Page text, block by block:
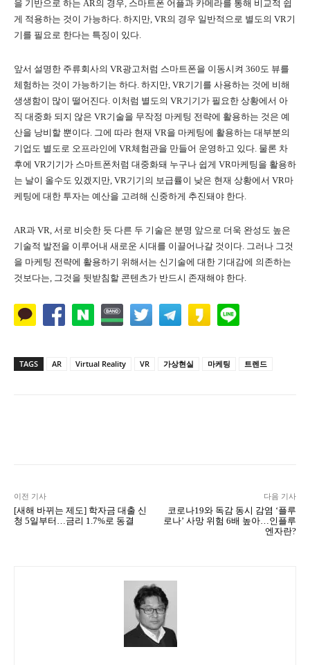
을 기반으로 하는 AR의 경우, 스마트폰 어플과 카메라를 통해 비교적 쉽
게 적용하는 것이 가능하다. 하지만, VR의 경우 일반적으로 별도의 VR기
기를 필요로 한다는 특징이 있다.
앞서 설명한 주류회사의 VR광고처럼 스마트폰을 이동시켜 360도 뷰를
체험하는 것이 가능하기는 하다. 하지만, VR기기를 사용하는 것에 비해
생생함이 많이 떨어진다. 이처럼 별도의 VR기기가 필요한 상황에서 아
직 대중화 되지 않은 VR기술을 무작정 마케팅 전략에 활용하는 것은 예
산을 낭비할 뿐이다. 그에 따라 현재 VR을 마케팅에 활용하는 대부분의
기업도 별도로 오프라인에 VR체험관을 만들어 운영하고 있다. 물론 차
후에 VR기기가 스마트폰처럼 대중화돼 누구나 쉽게 VR마케팅을 활용하
는 날이 올수도 있겠지만, VR기기의 보급률이 낮은 현재 상황에서 VR마
케팅에 대한 투자는 예산을 고려해 신중하게 추진돼야 한다.
AR과 VR, 서로 비슷한 듯 다른 두 기술은 분명 앞으로 더욱 완성도 높은
기술적 발전을 이루어내 새로운 시대를 이끌어나갈 것이다. 그러나 그것
을 마케팅 전략에 활용하기 위해서는 신기술에 대한 기대감에 의존하는
것보다는, 그것을 뒷받침할 콘텐츠가 반드시 존재해야 한다.
TAGS AR Virtual Reality VR 가상현실 마케팅 트렌드
이전 기사
[새해 바뀌는 제도] 학자금 대출 신
청 5일부터…금리 1.7%로 동결
다음 기사
코로나19와 독감 동시 감염 ‘플루
로나’ 사망 위험 6배 높아…인플루
엔자란?